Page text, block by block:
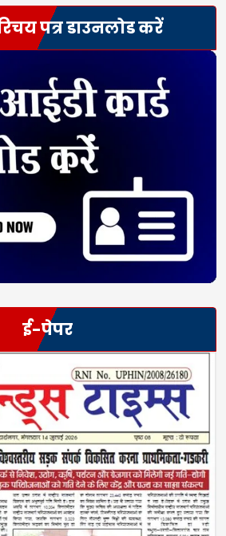
पत्र डाउनलोड करें
ई-पेपर